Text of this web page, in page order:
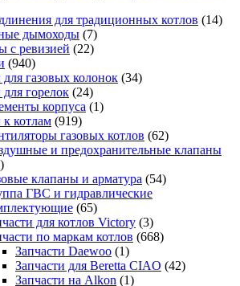
для традиционных котлов (14)
дымоходы (7)
с ревизией (22)
(940)
для газовых колонок (34)
для горелок (24)
корпуса (1)
к котлам (919)
газовых котлов (62)
и предохранительные клапаны
клапаны и арматура (54)
ГВС и гидравлические
(65)
для котлов Victory (3)
по маркам котлов (668)
Запчасти Daewoo (1)
Запчасти для Beretta CIAO (42)
Запчасти на Alkon (1)